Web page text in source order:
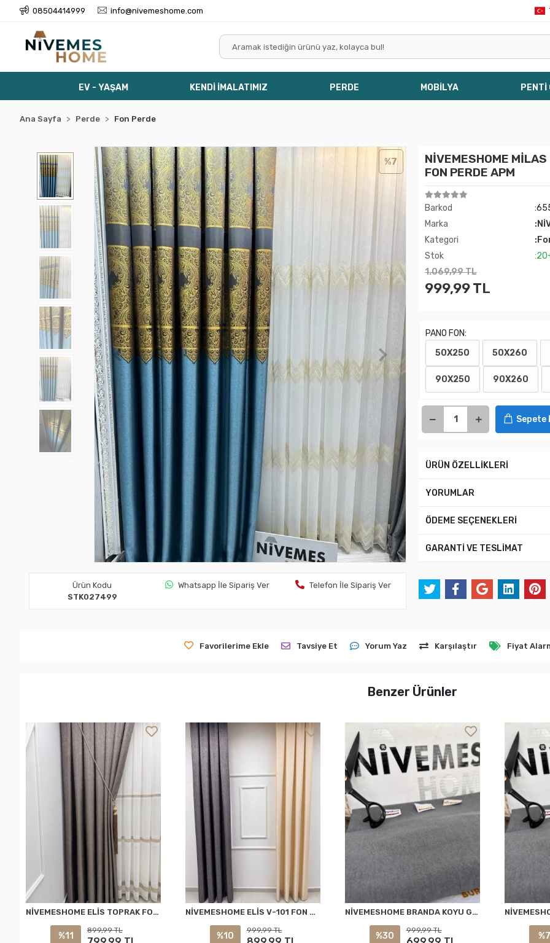
08504414999 info@nivemeshome.com
EV - YAŞAM KENDİ İMALATIMIZ PERDE MOBİLYA PENTİ
Ana Sayfa Perde Fon Perde
%7
Ürün Kodu
STK027499
Whatsapp İle Sipariş Ver Telefon İle Sipariş Ver
NİVEMESHOME
FON PERDE APM
Barkod
Marka
Kategori
Stok
1.069,99 TL
999,99 TL
PANO FON:
50X250
50X260
90X250 90X260
Sepete
ÜRÜN ÖZELLİKLERİ
YORUMLAR
ÖDEME SEÇENEKLERİ
GARANTİ VE TESLİMAT
Favorilerime Ekle Tavsiye Et Yorum Yaz Karşılaştır Fiyat
Benzer Ürünler
NİVEMESHOME ELİS TOPRAK FON PERDE 1/3 SIK PİLELİ PERDE APM
%11
899,99 TL
NİVEMESHOME ELİS V-101 FON PERDE 1/3 SIK PİLELİ PERDE APM
%10
999,99 TL
NİVEMESHOME BRANDA KOYU GRİ BALKON PERDESİ
%30
999,99 TL
%7